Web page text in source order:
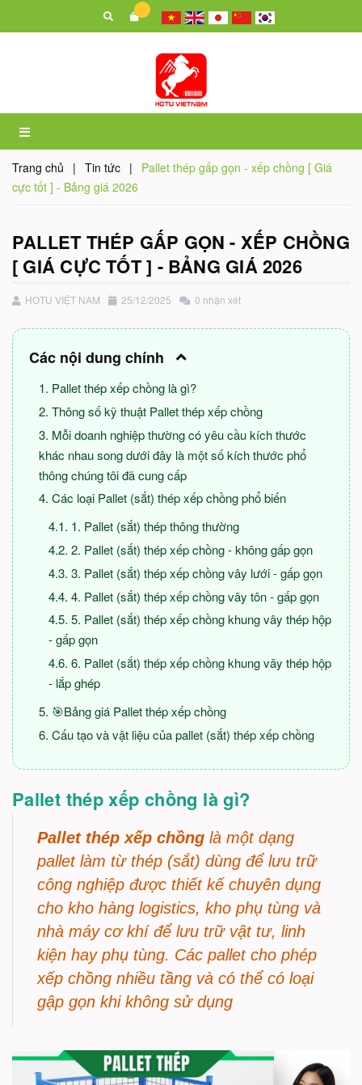
Trang chủ | Tin tức |
Pallet thép gấp gọn - xếp chồng [ Giá
cực tốt ] - Bảng giá 2026
PALLET THÉP GẤP GỌN - XẾP CHỒNG
[ GIÁ CỰC TỐT ] - BẢNG GIÁ 2026
HOTU VIỆT NAM 25/12/2025 0 nhận xét
Các nội dung chính
Pallet thép xếp chồng là gì?
Thông số kỹ thuật Pallet thép xếp chồng
Mỗi doanh nghiệp thường có yêu cầu kích thước
khác nhau song dưới đây là một số kích thước phổ
thông chúng tôi đã cung cấp
Các loại Pallet (sắt) thép xếp chồng phổ biến
1. Pallet (sắt) thép thông thường
2. Pallet (sắt) thép xếp chồng - không gấp gọn
3. Pallet (sắt) thép xếp chồng vây lưới - gấp gọn
4. Pallet (sắt) thép xếp chồng vây tôn - gấp gọn
5. Pallet (sắt) thép xếp chồng khung vây thép hộp
- gấp gọn
6. Pallet (sắt) thép xếp chồng khung vây thép hộp
- lắp ghép
🎯Bảng giá Pallet thép xếp chồng
Cấu tạo và vật liệu của pallet (sắt) thép xếp chồng
Pallet thép xếp chồng là gì?
Pallet thép xếp chồng là một dạng
pallet làm từ thép (sắt) dùng để lưu trữ
công nghiệp được thiết kế chuyên dụng
cho kho hàng logistics, kho phụ tùng và
nhà máy cơ khí để lưu trữ vật tư, linh
kiện hay phụ tùng. Các pallet cho phép
xếp chồng nhiều tầng và có thể có loại
gập gọn khi không sử dụng